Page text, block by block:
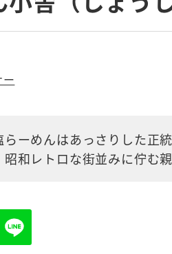
らーめんはあっさりした正
昭和レトロな街並みに佇む